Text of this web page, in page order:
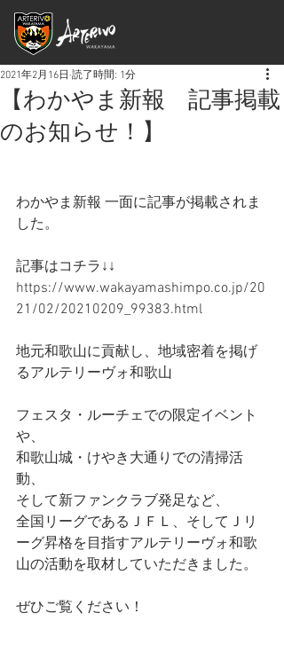
【わかやま新報 記事掲載
のお知らせ！】
2021年2月16日 読了時間: 1分
わかやま新報 一面に記事が掲載されま
した。
記事はコチラ↓↓
https://www.wakayamashimpo.co.jp/20
21/02/20210209_99383.html
地元和歌山に貢献し、地域密着を掲げ
るアルテリーヴォ和歌山
フェスタ・ルーチェでの限定イベント
や、
和歌山城・けやき大通りでの清掃活
動、
そして新ファンクラブ発足など、
全国リーグであるＪＦＬ、そしてＪリ
ーグ昇格を目指すアルテリーヴォ和歌
山の活動を取材していただきました。
ぜひご覧ください！